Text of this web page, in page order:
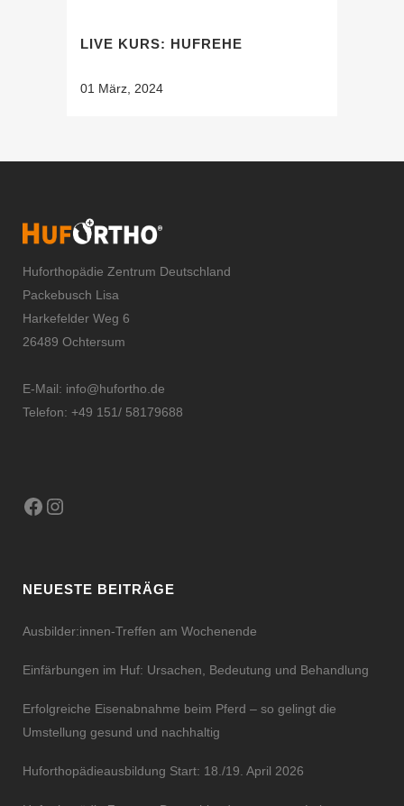
LIVE KURS: HUFREHE
01 März, 2024
Huforthopädie Zentrum Deutschland
Packebusch Lisa
Harkefelder Weg 6
26489 Ochtersum
E-Mail: info@hufortho.de
Telefon: +49 151/ 58179688
Facebook
Instagram
NEUESTE BEITRÄGE
Ausbilder:innen-Treffen am Wochenende
Einfärbungen im Huf: Ursachen, Bedeutung und Behandlung
Erfolgreiche Eisenabnahme beim Pferd – so gelingt die
Umstellung gesund und nachhaltig
Huforthopädieausbildung Start: 18./19. April 2026